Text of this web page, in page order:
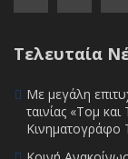
Τελευταία
Με μεγάλη
ταινίας «Τομ
Κινηματογράφο